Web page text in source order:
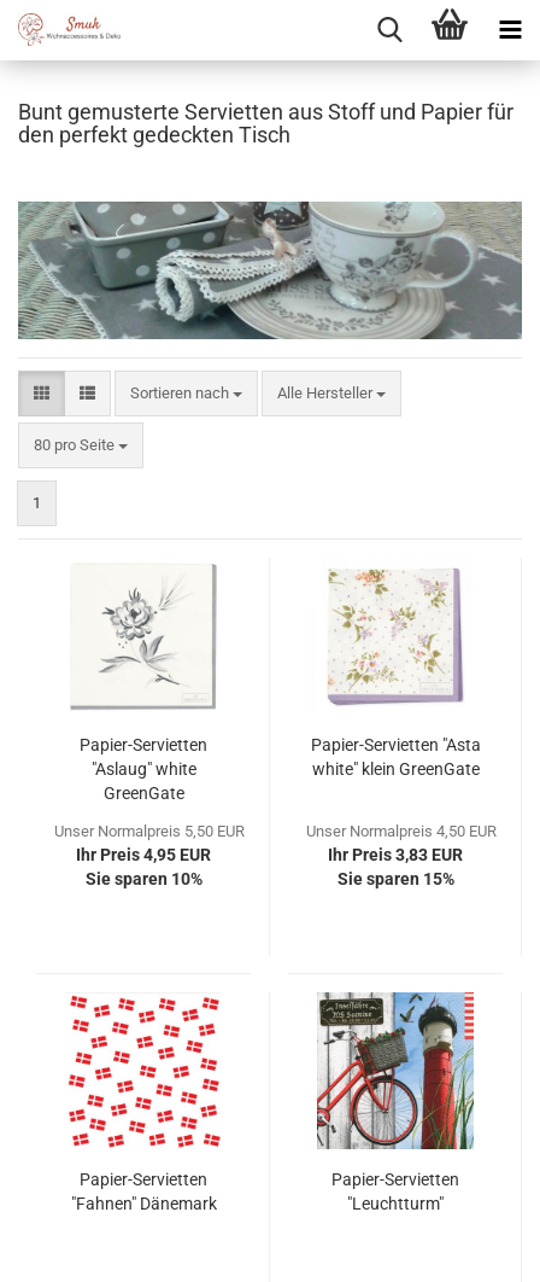
Bunt gemusterte Servietten aus Stoff und Papier für
den perfekt gedeckten Tisch
Sortieren nach
Sortieren nach Alle Hersteller
80 pro Seite
pro Seite
1
Papier-Servietten
"Aslaug" white
GreenGate
Unser Normalpreis 5,50 EUR
Ihr Preis 4,95 EUR
Sie sparen 10%
Papier-Servietten "Asta
white" klein GreenGate
Unser Normalpreis 4,50 EUR
Ihr Preis 3,83 EUR
Sie sparen 15%
Papier-Servietten
"Fahnen" Dänemark
Papier-Servietten
"Leuchtturm"